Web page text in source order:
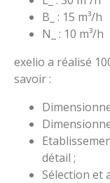
B_ : 15 m³/h
N_ : 10 m³/h
exelio a réalisé
savoir :
détail ;
Sélection et